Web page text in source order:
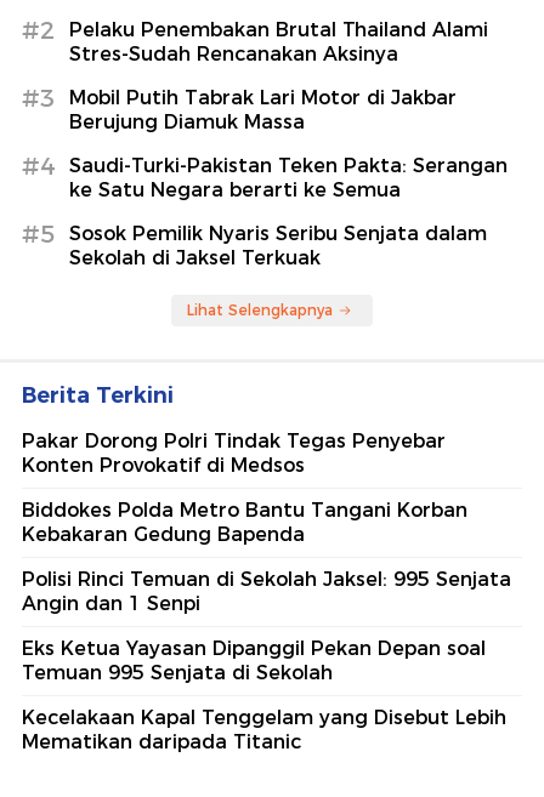
#2
Pelaku Penembakan Brutal Thailand Alami
Stres-Sudah Rencanakan Aksinya
#3
Mobil Putih Tabrak Lari Motor di Jakbar
Berujung Diamuk Massa
#4
Saudi-Turki-Pakistan Teken Pakta: Serangan
ke Satu Negara berarti ke Semua
#5
Sosok Pemilik Nyaris Seribu Senjata dalam
Sekolah di Jaksel Terkuak
Lihat Selengkapnya
Berita Terkini
Pakar Dorong Polri Tindak Tegas Penyebar
Konten Provokatif di Medsos
Biddokes Polda Metro Bantu Tangani Korban
Kebakaran Gedung Bapenda
Polisi Rinci Temuan di Sekolah Jaksel: 995 Senjata
Angin dan 1 Senpi
Eks Ketua Yayasan Dipanggil Pekan Depan soal
Temuan 995 Senjata di Sekolah
Kecelakaan Kapal Tenggelam yang Disebut Lebih
Mematikan daripada Titanic